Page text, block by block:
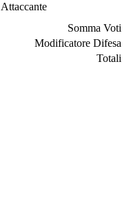
Somma Voti
Modificatore Difesa
Totali
Attaccante